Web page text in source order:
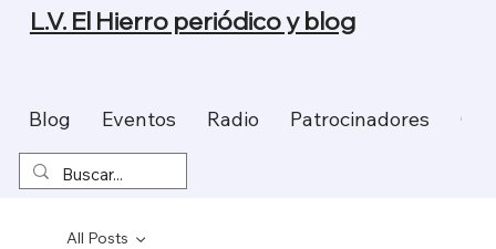
Blog Eventos Radio Patrocinadores
L.V. El Hierro periódico y blog
All Posts